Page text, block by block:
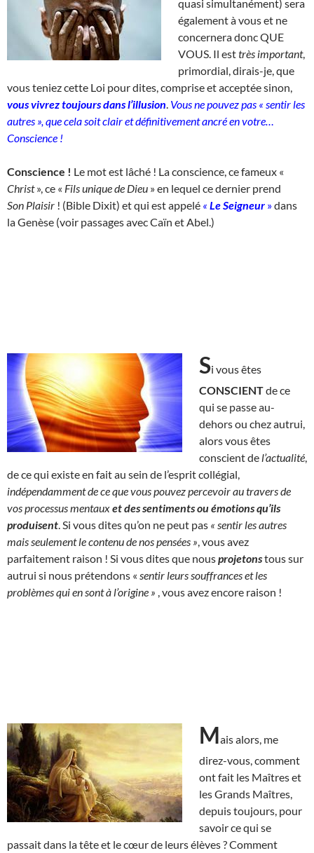
quasi simultanément) sera
également à vous et ne
concernera donc QUE
VOUS. Il esttrès important,
primordial, dirais-je, que
vous teniez cette Loi pour dites, comprise et acceptée sinon,
vous vivrez toujours dans l’illusion Vous ne pouvez pas « sentir les
autres », que cela soit clair et définitivement ancré en votre…
Conscience !
Conscience ! Le mot est lâché ! La conscience, ce fameux «
Christ», ce « Fils unique de Dieu » en lequel ce dernier prend
Son Plaisir ! (Bible Dixit) et qui est appelé « Le Seigneur »dans
la Genèse (voir passages avec Caïn et Abel.)
Si vous êtes
CONSCIENTde ce
qui se passe au-
dehors ou chez autrui,
alors vous êtes
conscient de l’actualité
de ce qui existe en fait au sein de l’esprit collégial,
indépendamment de ce que vous pouvez percevoir au travers de
vos processus mentauxet des sentiments ou émotions qu’ils
produisent . Si vous dites qu’on ne peut pas « sentir les autres
mais seulement le contenu de nos pensées » , vous avez
parfaitement raison ! Si vous dites que nousprojetonstous sur
autrui si nous prétendons « sentir leurs souffrances et les
problèmes qui en sont à l’origine » , vous avez encore raison !
Mais alors, me
direz-vous, comment
ont fait les Maîtres et
les Grands Maîtres,
depuis toujours, pour
savoir ce qui se
passait dans la tête et le cœur de leurs élèves ? Comment